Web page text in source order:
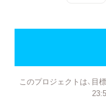
このプロジェクトは、目